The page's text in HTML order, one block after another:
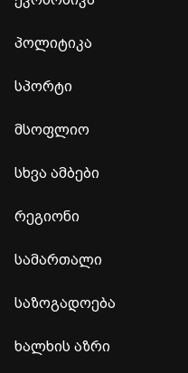
პოლიტიკა
სპორტი
მსოფლიო
სხვა ამბები
რეგიონი
სამართალი
საზოგადოება
ხალხის აზრი